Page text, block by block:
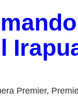
Premier,